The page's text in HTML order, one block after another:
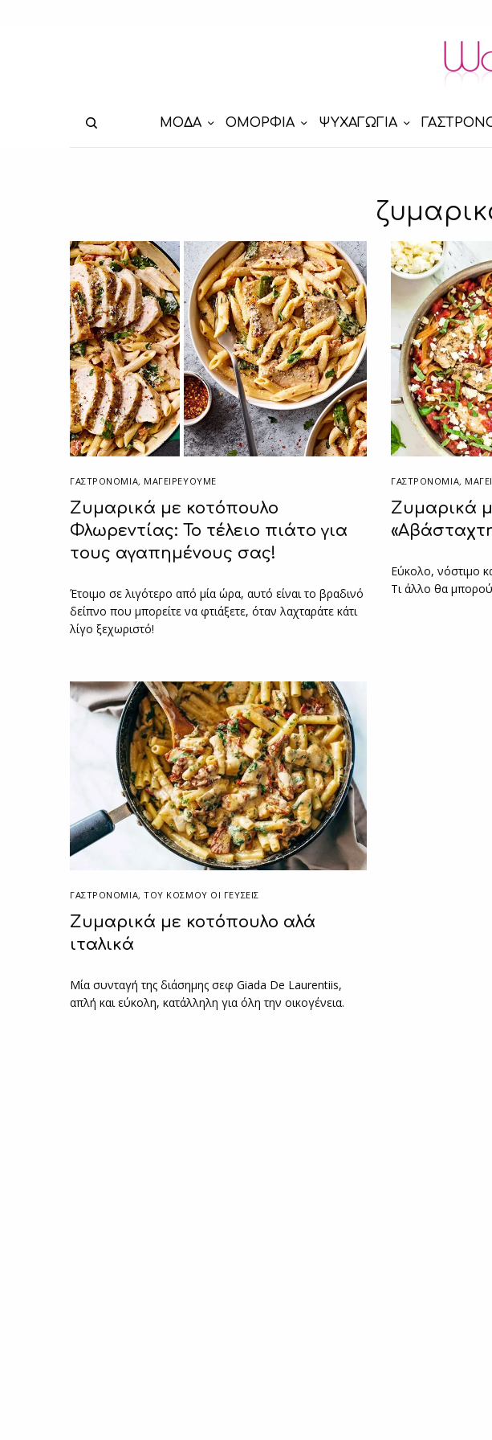
ΜΟΔΑ ΟΜΟΡΦΙΑ ΨΥΧΑΓΩΓΙΑ
ΓΑΣΤΡΟΝΟΜΙΑ, ΜΑΓΕΙΡΕΎΟΥΜΕ
Ζυμαρικά με κοτόπουλο
Φλωρεντίας: Το τέλειο πιάτο για
τους αγαπημένους σας!
Έτοιμο σε λιγότερο από μία ώρα, αυτό είναι το βραδινό
δείπνο που μπορείτε να φτιάξετε, όταν λαχταράτε κάτι
λίγο ξεχωριστό!
ΓΑΣΤΡΟΝΟΜΙΑ,
Ζυμαρικά
Εύκολο, νόστιμο
Τι άλλο θα
ΓΑΣΤΡΟΝΟΜΙΑ,ΤΟΥ ΚΌΣΜΟΥ ΟΙ ΓΕΎΣΕΙΣ
Zυμαρικά με κοτόπουλο αλά
ιταλικά
Μία συνταγή της διάσημης σεφ Giada De Laurentiis,
απλή και εύκολη, κατάλληλη για όλη την οικογένεια.